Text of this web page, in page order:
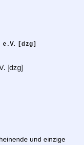
[dzg]
und einzige